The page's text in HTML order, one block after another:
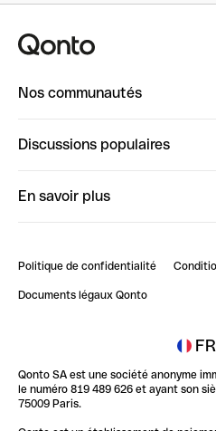
Nos communautés
ClubQonto
Discussions populaires
Impact de l'IA sur les carrières/
En savoir plus
Blog
Newsroom
Glossaire finance
Politique de confidentialité
Documents légaux Qonto
FR
Qonto SA est une société anonyme
le numéro 819 489 626 et ayant son
75009 Paris.